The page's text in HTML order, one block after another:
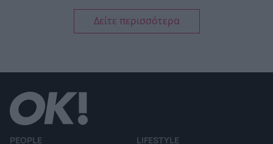
Δείτε περισσότερα
PEOPLE LIFESTYLE